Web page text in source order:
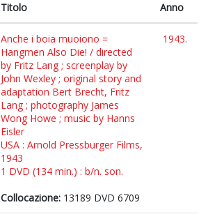
Titolo Anno
Anche i boia muoiono =
Hangmen Also Die! / directed
by Fritz Lang ; screenplay by
John Wexley ; original story and
adaptation Bert Brecht, Fritz
Lang ; photography James
Wong Howe ; music by Hanns
Eisler
USA : Arnold Pressburger Films,
1943
1 DVD (134 min.) : b/n. son.
Collocazione: 13189 DVD 6709
1943.